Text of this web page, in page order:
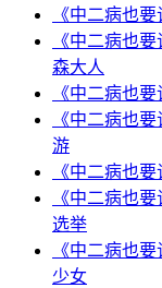
《中二病也
《中二病也
森大人
《中二病也
《中二病也
游
《中二病也
《中二病也
选举
《中二病也
少女